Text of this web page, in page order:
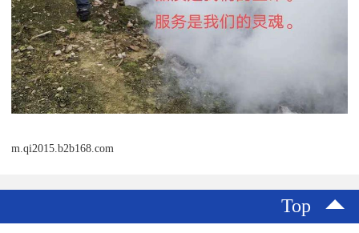
m.qi2015.b2b168.com
Top